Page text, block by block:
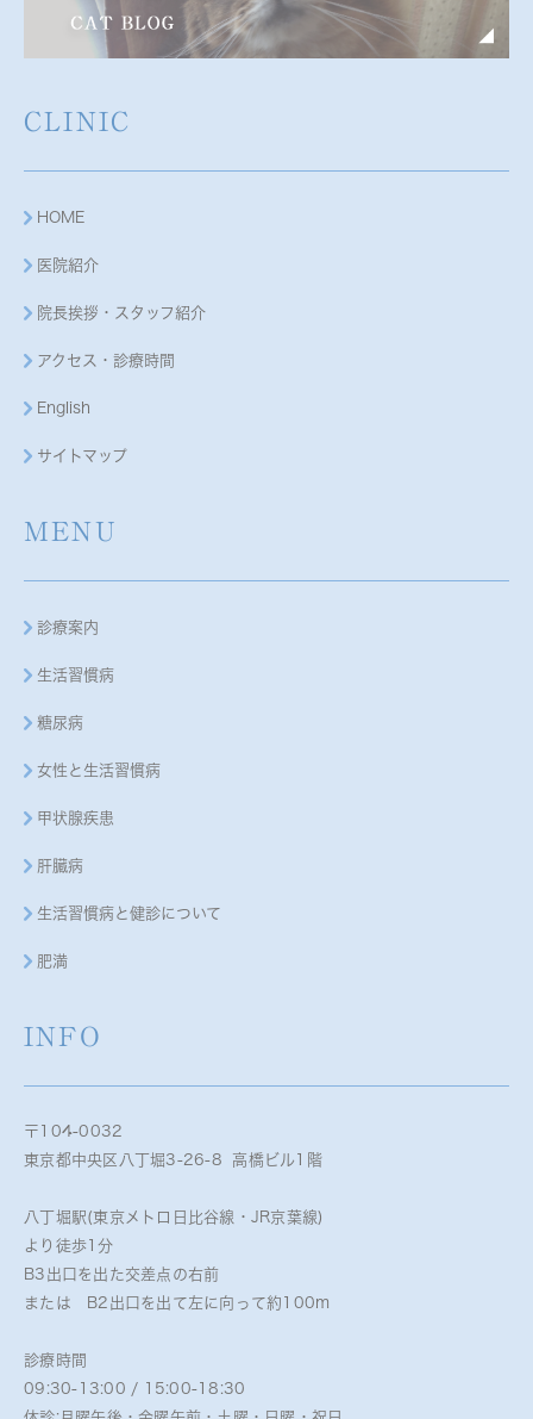
CLINIC
HOME
医院紹介
院長挨拶・スタッフ紹介
アクセス・診療時間
English
サイトマップ
MENU
診療案内
生活習慣病
糖尿病
女性と生活習慣病
甲状腺疾患
肝臓病
生活習慣病と健診について
肥満
INFO
〒104-0032
東京都中央区八丁堀3-26-8 高橋ビル1階
八丁堀駅(東京メトロ日比谷線・JR京葉線)
より徒歩1分
B3出口を出た交差点の右前
または B2出口を出て左に向って約100m
診療時間
09:30-13:00 / 15:00-18:30